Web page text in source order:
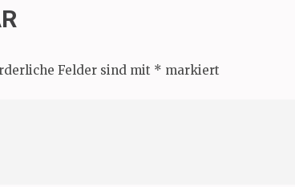
Felder sind mit * markiert